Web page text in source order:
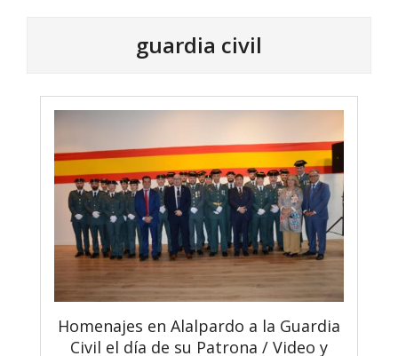
guardia civil
Homenajes en Alalpardo a la Guardia
Civil el día de su Patrona / Video y